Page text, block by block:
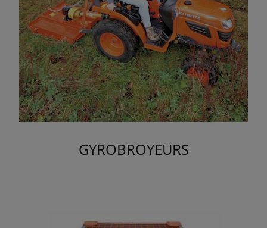
GYROBROYEURS